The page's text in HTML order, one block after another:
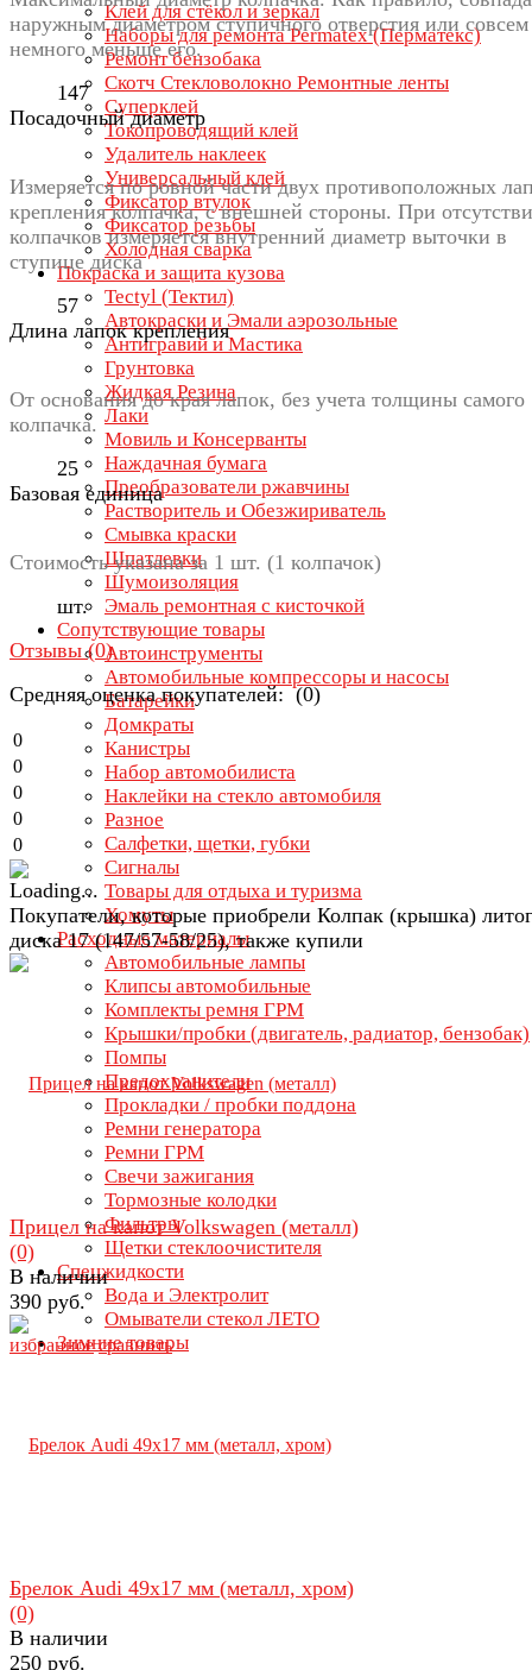
Клей для стёкол и зеркал
Наборы для ремонта Permatex (Перматекс)
Ремонт бензобака
Скотч Стекловолокно Ремонтные ленты
Суперклей
Токопроводящий клей
Удалитель наклеек
Универсальный клей
Фиксатор втулок
Фиксатор резьбы
Холодная сварка
Покраска и защита кузова
Tectyl (Тектил)
Автокраски и Эмали аэрозольные
Антигравий и Мастика
Грунтовка
Жидкая Резина
Лаки
Мовиль и Консерванты
Наждачная бумага
Преобразователи ржавчины
Растворитель и Обезжириватель
Смывка краски
Шпатлевки
Шумоизоляция
Эмаль ремонтная с кисточкой
Сопутствующие товары
Автоинструменты
Автомобильные компрессоры и насосы
Батарейки
Домкраты
Канистры
Набор автомобилиста
Наклейки на стекло автомобиля
Разное
Салфетки, щетки, губки
Сигналы
Товары для отдыха и туризма
Хомуты
Расходные материалы
Автомобильные лампы
Клипсы автомобильные
Комплекты ремня ГРМ
Крышки/пробки (двигатель, радиатор, бензобак)
Помпы
Предохранители
Прокладки / пробки поддона
Ремни генератора
Ремни ГРМ
Свечи зажигания
Тормозные колодки
Фильтры
Щетки стеклоочистителя
Спецжидкости
Вода и Электролит
Омыватели стекол ЛЕТО
Зимние товары
наружным диаметром ступичного отверстия или совсем
немного меньше его.
147
Посадочный диаметр
Измеряется по ровной части двух противоположных
крепления колпачка, с внешней стороны. При
колпачков измеряется внутренний диаметр выточки в
ступице диска
57
Длина лапок крепления
От основания до края лапок, без учета толщины самого
колпачка.
25
Базовая единица
Стоимость указана за 1 шт. (1 колпачок)
шт.
Отзывы (0)
Средняя оценка покупателей: (0)
0
0
0
0
0
Покупатели, которые приобрели Колпак (крышка)
диска 17 (147/57-58/25), также купили
избранное сравнить
Прицел на капот Volkswagen (металл)
(0)
В наличии
390 руб.
Брелок Audi 49х17 мм (металл, хром)
(0)
В наличии
250 руб.